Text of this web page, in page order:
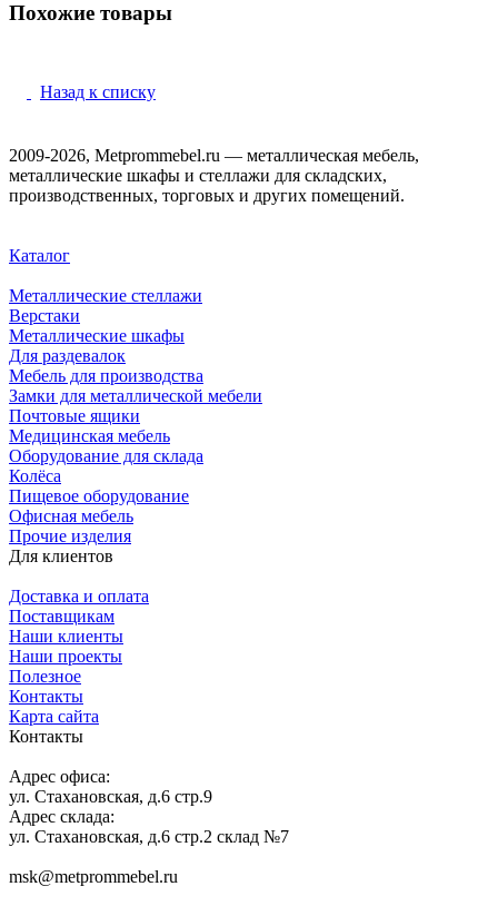
Похожие товары
Назад к списку
2009-2026, Metprommebel.ru — металлическая мебель,
металлические шкафы и стеллажи для складских,
производственных, торговых и других помещений.
Каталог
Металлические стеллажи
Верстаки
Металлические шкафы
Для раздевалок
Мебель для производства
Замки для металлической мебели
Почтовые ящики
Медицинская мебель
Оборудование для склада
Колёса
Пищевое оборудование
Офисная мебель
Прочие изделия
Для клиентов
Доставка и оплата
Поставщикам
Наши клиенты
Наши проекты
Полезное
Контакты
Карта сайта
Контакты
Адрес офиса:
ул. Стахановская, д.6 стр.9
Адрес склада:
ул. Стахановская, д.6 стр.2 склад №7
msk@metprommebel.ru